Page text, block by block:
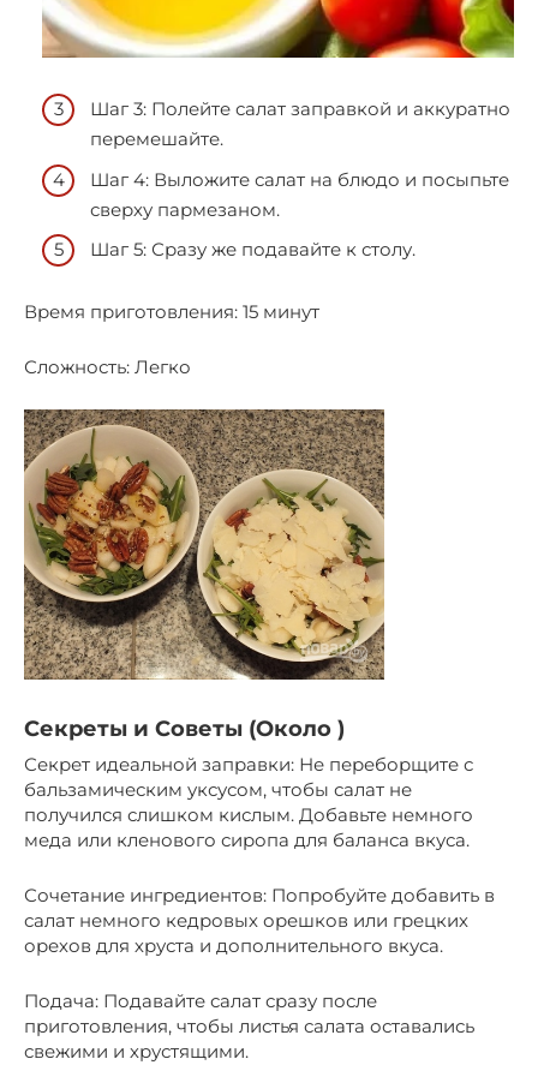
Шаг 3: Полейте салат заправкой и аккуратно
перемешайте.
Шаг 4: Выложите салат на блюдо и посыпьте
сверху пармезаном.
Шаг 5: Сразу же подавайте к столу.
Время приготовления: 15 минут
Сложность: Легко
Секреты и Советы (Около )
Секрет идеальной заправки: Не переборщите с
бальзамическим уксусом, чтобы салат не
получился слишком кислым. Добавьте немного
меда или кленового сиропа для баланса вкуса.
Сочетание ингредиентов: Попробуйте добавить в
салат немного кедровых орешков или грецких
орехов для хруста и дополнительного вкуса.
Подача: Подавайте салат сразу после
приготовления, чтобы листья салата оставались
свежими и хрустящими.